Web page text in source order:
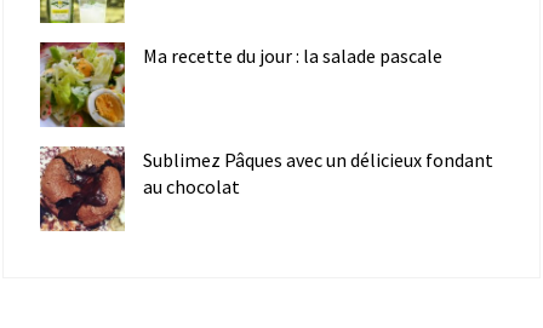
Ma recette du jour : la salade pascale
Sublimez Pâques avec un délicieux fondant
au chocolat